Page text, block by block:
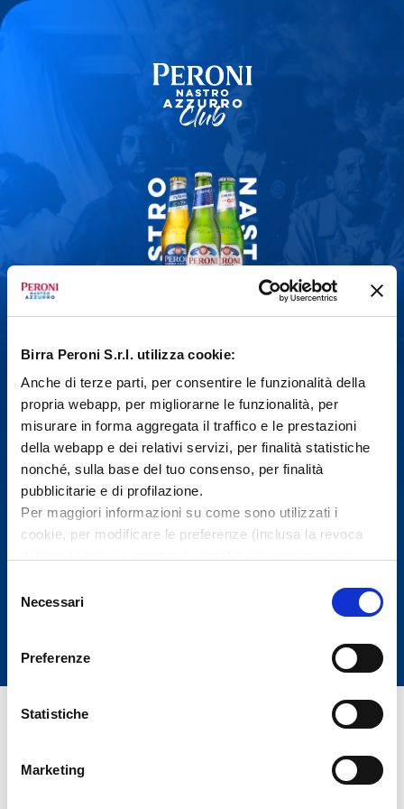
Birra Peroni S.r.l. utilizza cookie:
Anche di terze parti, per consentire le funzionalità della
propria webapp, per migliorarne le funzionalità, per
misurare in forma aggregata il traffico e le prestazioni
della webapp e dei relativi servizi, per finalità statistiche
nonché, sulla base del tuo consenso, per finalità
pubblicitarie e di profilazione.
Per maggiori informazioni su come sono utilizzati i
cookie, per modificare le preferenze (inclusa la revoca
tramite cookie – puoi consultare la
privacy policye la
Cliccando su “
” acconsenti all’utilizzo di tutti i
mantenute le impostazioni predefinite che non
“Gestisci” puoi gestire le tue preferenze. Puoi cambiare
delNecessari
Preferenze
Statistiche
Marketing
Hai compiuto 18 anni?
Non ancora
Si